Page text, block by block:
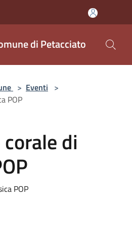
di Petacciato
> Eventi >
POP
di
POP